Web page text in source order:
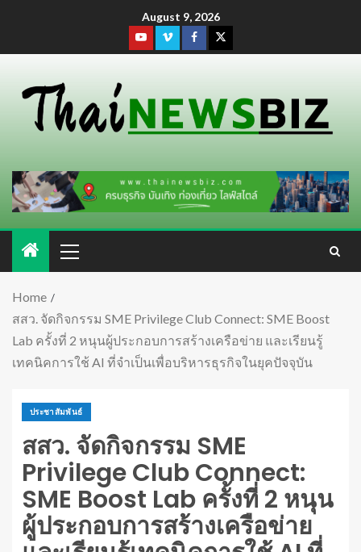
August 9, 2026
Home
สสว. จัดกิจกรรม SME Privilege Club Connect: SME Boost
Lab ครั้งที่ 2 หนุนผู้ประกอบการสร้างเครือข่าย และเรียนรู้
เทคนิคการใช้ AI ที่จำเป็นเพื่อบริหารธุรกิจในยุคปัจจุบัน
ประชาสัมพันธ์
สสว. จัดกิจกรรม SME
Privilege Club Connect:
SME Boost Lab ครั้งที่ 2 หนุน
ผู้ประกอบการสร้างเครือข่าย